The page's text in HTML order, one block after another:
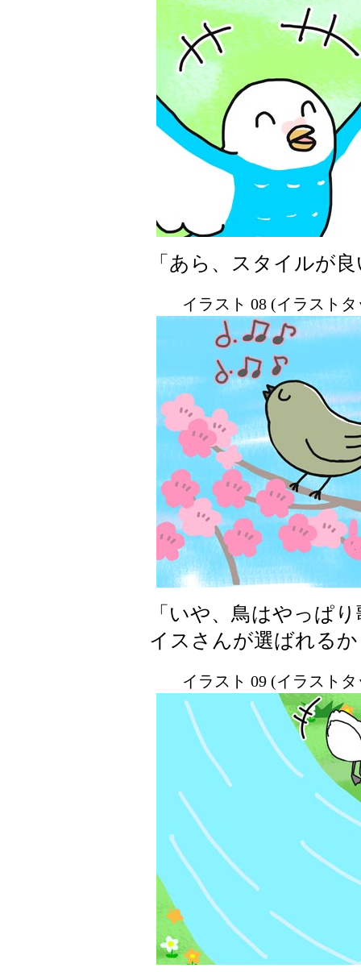
「あら、スタイルが
イラスト 08 (イラスト
「いや、鳥はやっぱ
イスさんが選ばれる
イラスト 09 (イラスト